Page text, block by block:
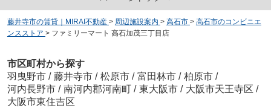
藤井寺市の賃貸｜MIRAI不動産 > 周辺施設案内 > 高石市 > 高石市のコンビニエ
ンスストア > ファミリーマート 高石加茂三丁目店
市区町村から探す
羽曳野市 / 藤井寺市 / 松原市 / 富田林市 / 柏原市 /
河内長野市 / 南河内郡河南町 / 東大阪市 / 大阪市天王寺区 /
大阪市東住吉区